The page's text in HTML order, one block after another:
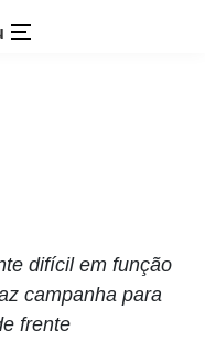
difícil em função
campanha para
frente